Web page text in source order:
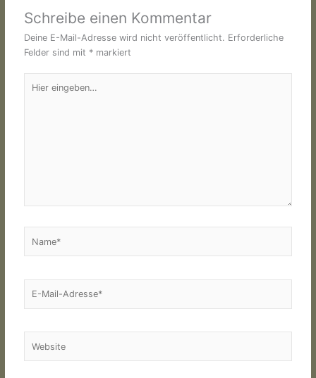
Schreibe einen Kommentar
Deine E-Mail-Adresse wird nicht veröffentlicht. Erforderliche
Felder sind mit * markiert
eingeben…
Mail-